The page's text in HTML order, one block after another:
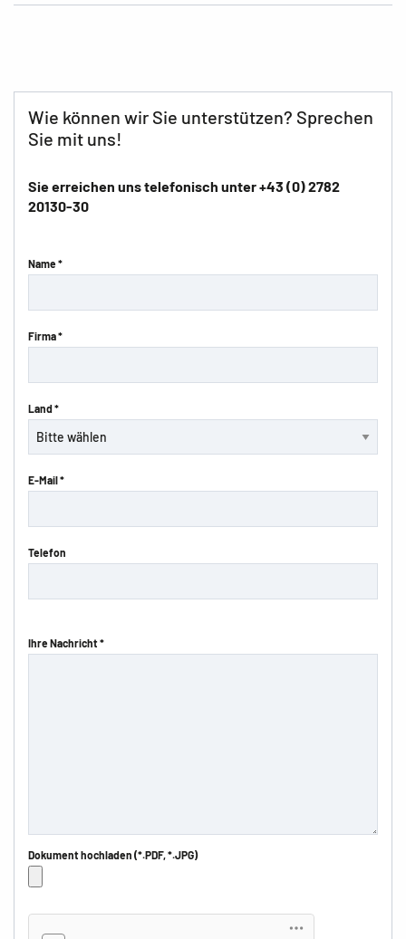
Wie können wir Sie unterstützen? Sprechen
Sie mit uns!
Sie erreichen uns telefonisch unter+43 (0) 2782
20130-30
Name *
Firma *
Land *
E-Mail *
Telefon
Ihre Nachricht *
Dokument hochladen (*.PDF, *.JPG)